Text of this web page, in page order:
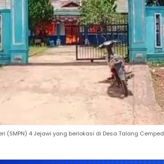
(SMPN) 4 Jejawi yang berlokasi di Desa Talang